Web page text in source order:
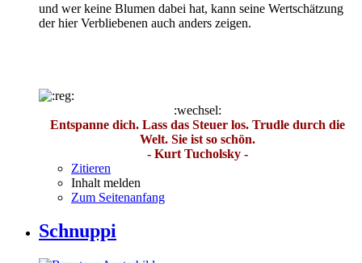
und wer keine Blumen dabei hat, kann seine Wertschätzung
der hier Verbliebenen auch anders zeigen.
:wechsel:
Entspanne dich. Lass das Steuer los. Trudle durch die
Welt. Sie ist so schön.
- Kurt Tucholsky -
Zitieren
Inhalt melden
Zum Seitenanfang
Schnuppi